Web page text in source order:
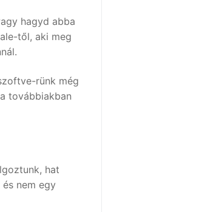
hagyd abba
től, aki meg
rünk még
továbbiakban
hat
nem egy